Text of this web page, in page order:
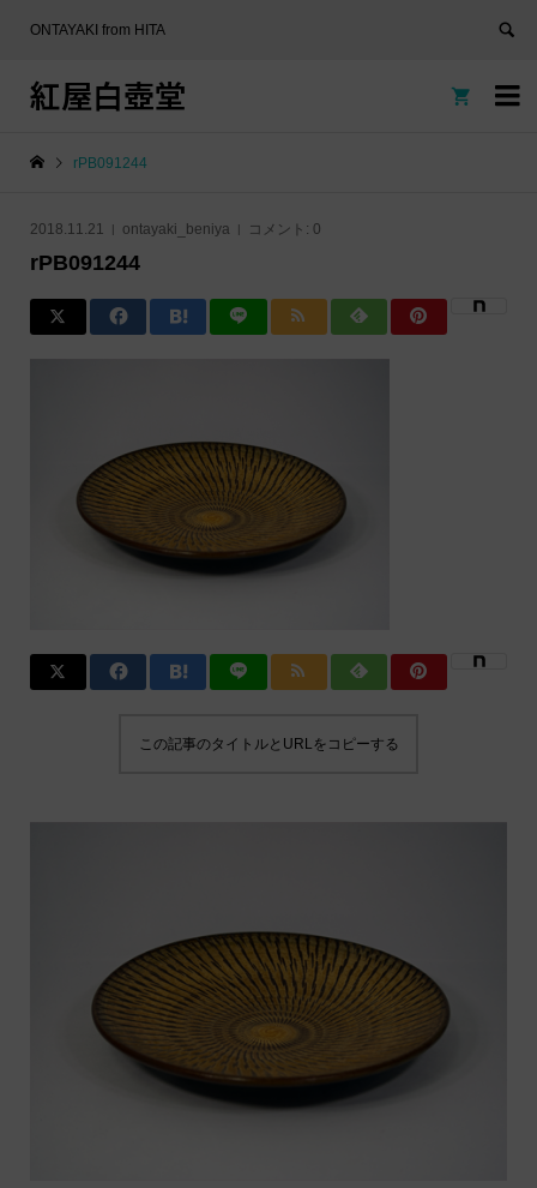
ONTAYAKI from HITA

紅屋白壺堂 
rPB091244
2018.11.21 ontayaki_beniya コメント: 0
rPB091244
この記事のタイトルとURLをコピーする